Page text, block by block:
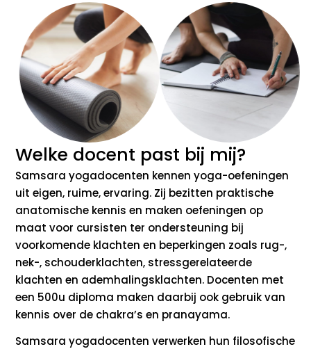
Welke docent past bij mij?
Samsara yogadocenten kennen yoga-oefeningen
uit eigen, ruime, ervaring. Zij bezitten praktische
anatomische kennis en maken oefeningen op
maat voor cursisten ter ondersteuning bij
voorkomende klachten en beperkingen zoals rug-,
nek-, schouderklachten, stressgerelateerde
klachten en ademhalingsklachten. Docenten met
een 500u diploma maken daarbij ook gebruik van
kennis over de chakra’s en pranayama.
Samsara yogadocenten verwerken hun filosofische